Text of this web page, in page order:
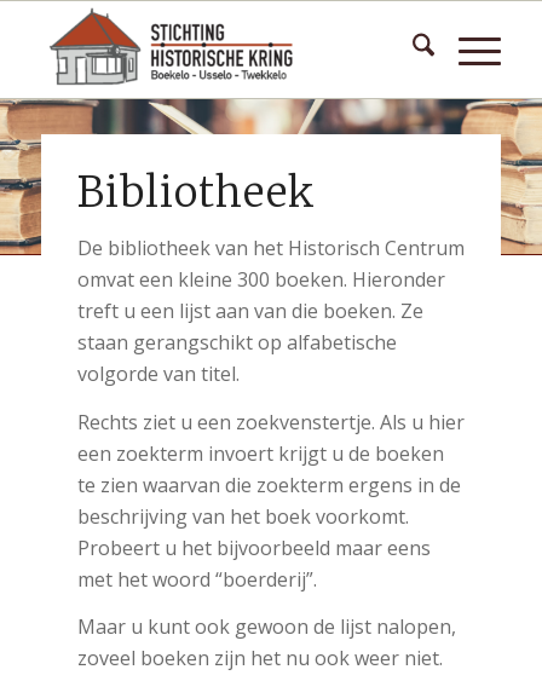
Bibliotheek
De bibliotheek van het Historisch Centrum
omvat een kleine 300 boeken. Hieronder
treft u een lijst aan van die boeken. Ze
staan gerangschikt op alfabetische
volgorde van titel.
Rechts ziet u een zoekvenstertje. Als u hier
een zoekterm invoert krijgt u de boeken
te zien waarvan die zoekterm ergens in de
beschrijving van het boek voorkomt.
Probeert u het bijvoorbeeld maar eens
met het woord “boerderij”.
Maar u kunt ook gewoon de lijst nalopen,
zoveel boeken zijn het nu ook weer niet.